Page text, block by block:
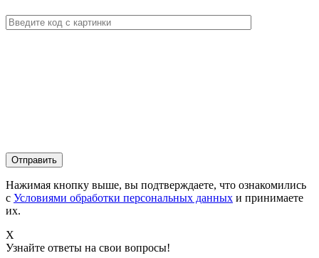
Нажимая кнопку выше, вы подтверждаете, что ознакомились
с Условиями обработки персональных данных и принимаете
их.
X
Узнайте ответы на свои вопросы!